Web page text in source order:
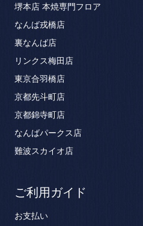
堺本店 本焼専門フロア
なんば戎橋店
裏なんば店
リンクス梅田店
東京合羽橋店
京都先斗町店
京都錦寺町店
なんばパークス店
難波スカイオ店
ご利用ガイド
お支払い